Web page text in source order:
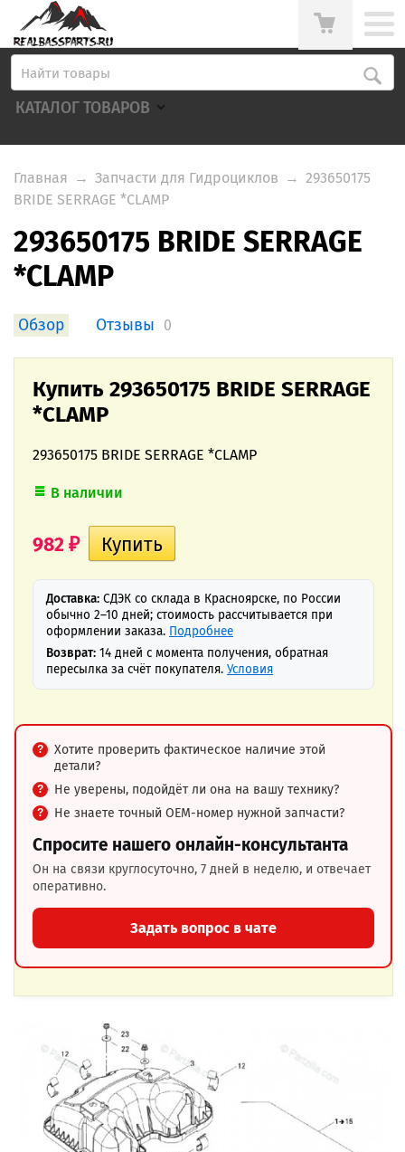
КАТАЛОГ ТОВАРОВ
Главная → Запчасти для Гидроциклов → 293650175
BRIDE SERRAGE *CLAMP
293650175 BRIDE SERRAGE
*CLAMP
Обзор Отзывы 0
Купить 293650175 BRIDE SERRAGE
*CLAMP
293650175 BRIDE SERRAGE *CLAMP
В наличии
982 ₽
Доставка: СДЭК со склада в Красноярске, по России
обычно 2–10 дней; стоимость рассчитывается при
оформлении заказа. Подробнее
Возврат: 14 дней с момента получения, обратная
пересылка за счёт покупателя. Условия
Хотите проверить фактическое наличие этой
детали?
Не уверены, подойдёт ли она на вашу технику?
Не знаете точный OEM-номер нужной запчасти?
Спросите нашего онлайн-консультанта
Он на связи круглосуточно, 7 дней в неделю, и отвечает
оперативно.
Задать вопрос в чате